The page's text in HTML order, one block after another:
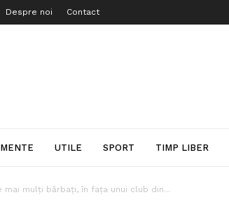
Despre noi Contact
UTILE SPORT TIMP LIBER
mai mulţi bărbaţi, în faţa unui club din...